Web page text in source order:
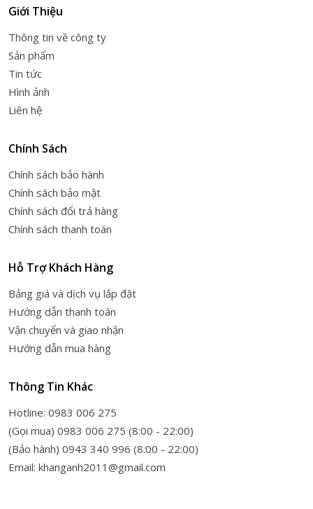
Giới Thiệu
Thông tin về công ty
Sản phẩm
Tin tức
Hình ảnh
Liên hệ
Chính Sách
Chính sách bảo hành
Chính sách bảo mật
Chính sách đổi trả hàng
Chính sách thanh toán
Hỗ Trợ Khách Hàng
Bảng giá và dịch vụ lắp đặt
Hướng dẫn thanh toán
Vận chuyển và giao nhận
Hướng dẫn mua hàng
Thông Tin Khác
Hotline: 0983 006 275
(Gọi mua) 0983 006 275 (8:00 - 22:00)
(Bảo hành) 0943 340 996 (8:00 - 22:00)
Email: khanganh2011@gmail.com